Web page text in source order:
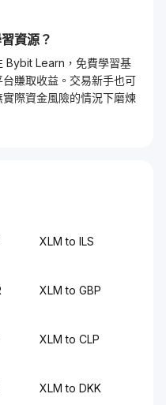
資源？
Bybit Learn，免費學習基
賺取收益。交易新手也可
際資金風險的情況下磨煉
XLM to ILS
XLM to GBP
XLM to CLP
XLM to DKK